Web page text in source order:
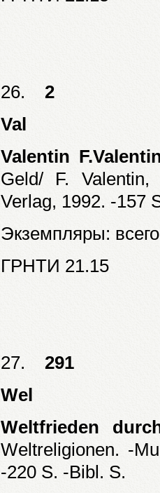
26. 2
Val
Valentin
Geld/ F.
Verlag, 1992. -157
Экземпляры:
ГРНТИ 21.15
27. 291
Wel
Weltfrieden
Weltreligionen. -
-220 S. -Bibl. S.